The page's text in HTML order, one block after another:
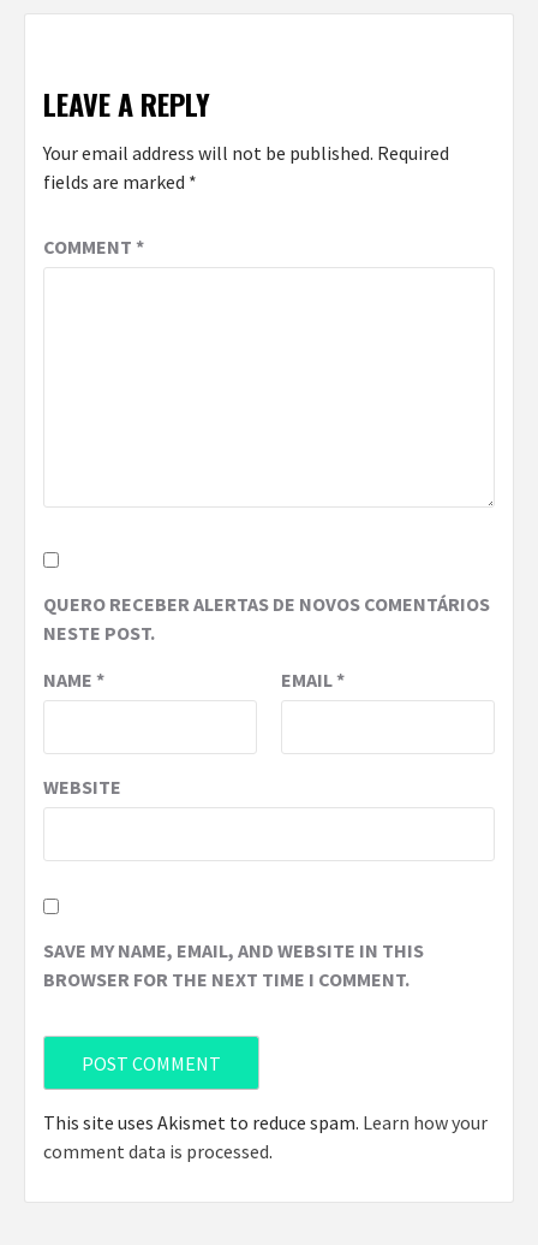
LEAVE A REPLY
Your email address will not be published. Required
fields are marked *
COMMENT *
QUERO RECEBER ALERTAS DE NOVOS COMENTÁRIOS
NESTE POST.
NAME * EMAIL*
WEBSITE
SAVE MY NAME, EMAIL, AND WEBSITE IN THIS
BROWSER FOR THE NEXT TIME I COMMENT.
This site uses Akismet to reduce spam. Learn how your
comment data is processed.